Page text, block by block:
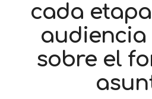
cada
sobre el